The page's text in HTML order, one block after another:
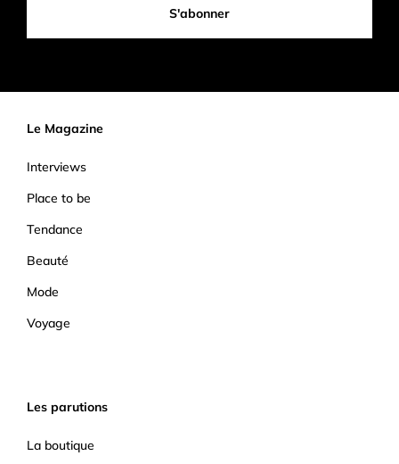
S'abonner
Le Magazine
Interviews
Place to be
Tendance
Beauté
Mode
Voyage
Les parutions
La boutique